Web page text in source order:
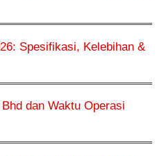
Spesifikasi, Kelebihan &
dan Waktu Operasi